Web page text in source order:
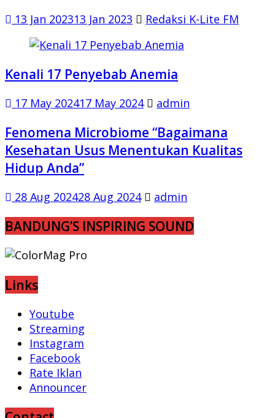
13 Jan 202313 Jan 2023 Redaksi K-Lite FM
Kenali 17 Penyebab Anemia
17 May 202417 May 2024 admin
Fenomena Microbiome “Bagaimana
Kesehatan Usus Menentukan Kualitas
Hidup Anda”
28 Aug 202428 Aug 2024 admin
BANDUNG’S INSPIRING SOUND
Links
Youtube
Streaming
Instagram
Facebook
Rate Iklan
Announcer